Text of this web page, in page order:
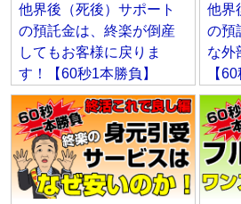
他界後（死後）サポート
の預託金は、終楽が倒産
してもお客様に戻りま
す！【60秒1本勝負】
他界
の預
な外
【